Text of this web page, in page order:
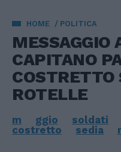
HOME POLITICA
MESSAGGIO
CAPITANO
COSTRETTO
ROTELLE
m ggio soldati
costretto
sedia